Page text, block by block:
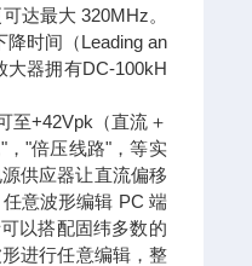
达最大 320MHz。
时间（Leading an
大器拥有DC-100kH
至+42Vpk（直流＋
"倍压线路"，等实
供应器让直流偏移
意波形编辑 PC 端
以搭配固纬多数的
进行任意编辑，整